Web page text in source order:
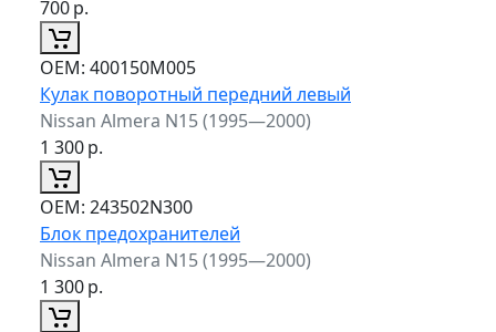
700р.
ОЕМ: 400150M005
Кулак поворотный передний левый
Nissan Almera N15 (1995—2000)
1 300р.
ОЕМ: 243502N300
Блок предохранителей
Nissan Almera N15 (1995—2000)
1 300р.